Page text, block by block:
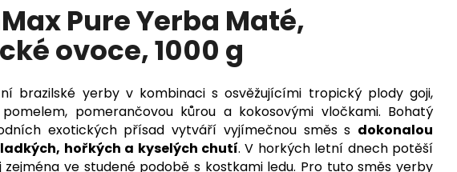
Pure Yerba Maté,
ovoce, 1000 g
brazilské yerby v kombinaci s osvěžujícími tropický plody goji,
pomelem, pomerančovou kůrou a kokosovými vločkami. Bohatý
exotických přísad vytváří vyjímečnou směs s dokonalou
hořkých a kyselých chutí. V horkých letní dnech potěší
ve studené podobě s kostkami ledu. Pro tuto směs yerby
BRAINMAX VITAMIN D3 & K2®, D3 4000